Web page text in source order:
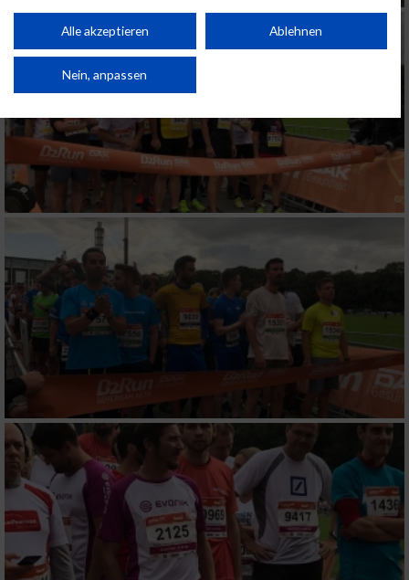
Performance von Inhalten. Analyse von Zielgruppen durch Statistiken oder
Kombinationen von Daten aus verschiedenen Quellen. Entwicklung und
von Inhalten.
Daten können außerhalb der Europäischen Union weitergegeben und in die
Website/App.
Partnerliste anzeigen (1 IAB-Anbieter)
Wir nutzen Ihre Daten für folgende Zwecke:
IAB-Verarbeitungszwecke:
Speichern von oder Zugriff auf Informationen
auf einem Endgerät
Verwendung reduzierter Daten zur Auswahl
von Werbeanzeigen
Erstellung von Profilen für personalisierte
Werbung
Verwendung von Profilen zur Auswahl
personalisierter Werbung
Erstellung von Profilen zur Personalisierung
von Inhalten
Verwendung von Profilen zur Auswahl
personalisierter Inhalte
Alle akzeptieren Ablehnen
Nein, anpassen